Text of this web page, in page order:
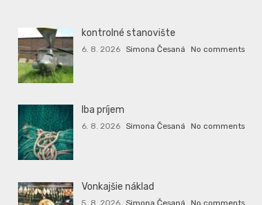
kontrolné stanovište
6. 8. 2026 Simona Česaná No comments
Iba príjem
6. 8. 2026 Simona Česaná No comments
Vonkajšie náklad
5. 8. 2026 Simona Česaná No comments